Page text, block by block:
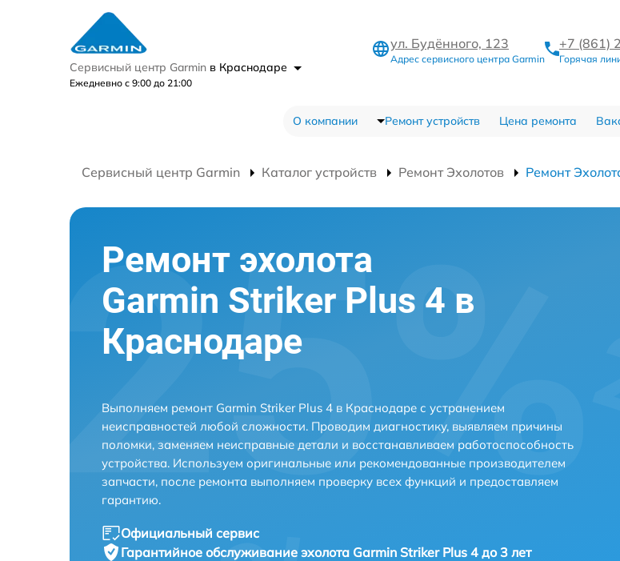
Сервисный центр Garmin в Краснодаре
Ежедневно с 9:00 до 21:00
ул. Будённого, 123
Адрес сервисного центра Garmin
+7 (861)
Горячая
О компании Ремонт устройств Цена ремонта
Сервисный центр Garmin Каталог устройств Ремонт Эхолотов Ремонт
Ремонт эхолота
Garmin Striker Plus 4 в
Краснодаре
Выполняем ремонт Garmin Striker Plus 4 в Краснодаре с устранением
неисправностей любой сложности. Проводим диагностику, выявляем причины
поломки, заменяем неисправные детали и восстанавливаем работоспособность
устройства. Используем оригинальные или рекомендованные производителем
запчасти, после ремонта выполняем проверку всех функций и предоставляем
гарантию.
Официальный сервис
Гарантийное обслуживание эхолота Garmin Striker Plus 4 до 3 лет